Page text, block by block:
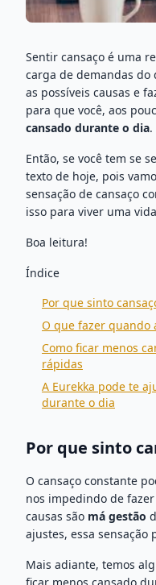
Sentir cansaço é uma
carga de demandas do
as possíveis causas e
para que você, aos
cansado durante o dia.
Então, se você tem se
texto de hoje, pois
sensação de cansaço
isso para viver uma
Boa leitura!
Índice
Por que sinto
O que fazer quando
Como ficar menos
rápidas
A Eurekka pode te
durante o dia
Por que sinto
O cansaço constante
nos impedindo de
causas são má gestão
ajustes, essa
Mais adiante, temos